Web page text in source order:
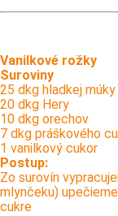
Vanilkové rožky
Suroviny
25 dkg hladkej múky
20 dkg Hery
10 dkg orechov
7 dkg práškového
1 vanilkový cukor
Postup:
Zo surovín
mlynčeku)
cukre